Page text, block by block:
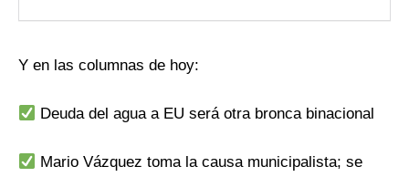
Y en las columnas de hoy:
Deuda del agua a EU será otra bronca binacional
Mario Vázquez toma la causa municipalista; se